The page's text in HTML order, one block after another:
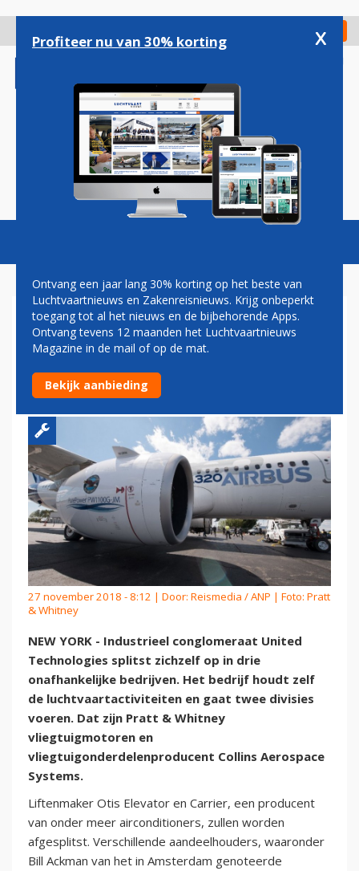
gaan
Check in
Magazine Podcasts Vacatures
MOEDERBEDRIJF PRATT &
WHITNEY SPLITST ZICHZELF
OP
27 november 2018 - 8:12 | Door: Reismedia / ANP | Foto: Pratt
& Whitney
NEW YORK - Industrieel conglomeraat United
Technologies splitst zichzelf op in drie
onafhankelijke bedrijven. Het bedrijf houdt zelf
de luchtvaartactiviteiten en gaat twee divisies
voeren. Dat zijn Pratt & Whitney
vliegtuigmotoren en
vliegtuigonderdelenproducent Collins Aerospace
Systems.
Liftenmaker Otis Elevator en Carrier, een producent
van onder meer airconditioners, zullen worden
afgesplitst. Verschillende aandeelhouders, waaronder
Bill Ackman van het in Amsterdam genoteerde
Profiteer nu van 30% korting x
Ontvang een jaar lang 30% korting op het beste van
Luchtvaartnieuws en Zakenreisnieuws. Krijg onbeperkt
toegang tot al het nieuws en de bijbehorende Apps.
Ontvang tevens 12 maanden het Luchtvaartnieuws
Magazine in de mail of op de mat.
Bekijk aanbieding